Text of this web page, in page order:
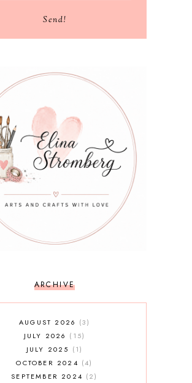
Send!
ARCHIVE
AUGUST 2026
3
JULY 2026
15
JULY 2025
1
OCTOBER 2024
4
SEPTEMBER 2024
2